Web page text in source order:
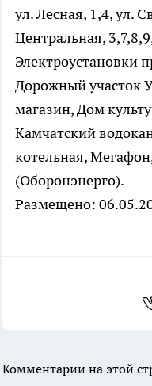
ул. Лесная, 1,4, ул.
Центральная,
Электроустановки
Дорожный участок
магазин, Дом
Камчатский
котельная,
(Оборонэнерго).
Размещено:
Комментарии на этой